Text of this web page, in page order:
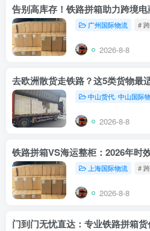
广州国际物流 #
2026-8-8
中山货代. 中山国际
2026-8-8
上海国际物流 #
2026-8-8
门到门无忧直达：专业铁路拼箱